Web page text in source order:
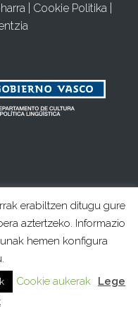
Cookie Politika
erabiltzen ditugu gure
aztertzeko. Informazio
hemen konfigura
Cookie aukerak
Lege